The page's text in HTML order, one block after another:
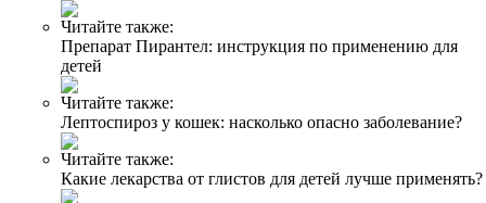
Читайте также:
Препарат Пирантел: инструкция по применению для
детей
Читайте также:
Лептоспироз у кошек: насколько опасно заболевание?
Читайте также:
Какие лекарства от глистов для детей лучше применять?